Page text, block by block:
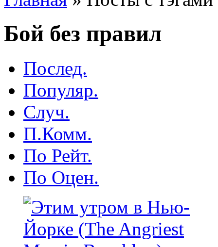
Бой без правил
Послед.
Популяр.
Случ.
П.Комм.
По Рейт.
По Оцен.